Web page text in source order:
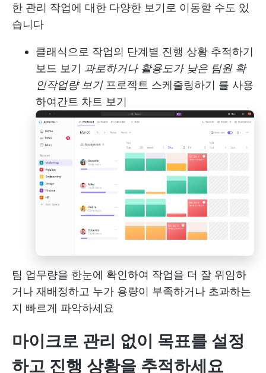
한 관리 작업에 대한 다양한 보기로 이동할 수도 있
습니다
클래식으로 작업의 단계별 진행 상황 추적하기
보드 보기 과로하거나 활용도가 낮은 팀원 확
인작업량 보기 프로젝트 스케줄링하기 를 사용
하여간트 차트 보기
팀 업무량을 한눈에 확인하여 작업을 더 잘 위임하
거나 재배정하고 누가 용량이 부족하거나 초과하는
지 빠르게 파악하세요
마이크로 관리 없이 목표를 설정
하고 진행 상황을 추적하세요